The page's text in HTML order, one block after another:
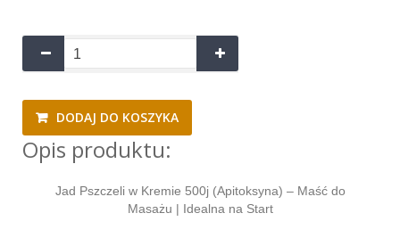
DODAJ DO KOSZYKA
Opis produktu:
Jad Pszczeli w Kremie 500j (Apitoksyna) – Maść do
Masażu | Idealna na Start